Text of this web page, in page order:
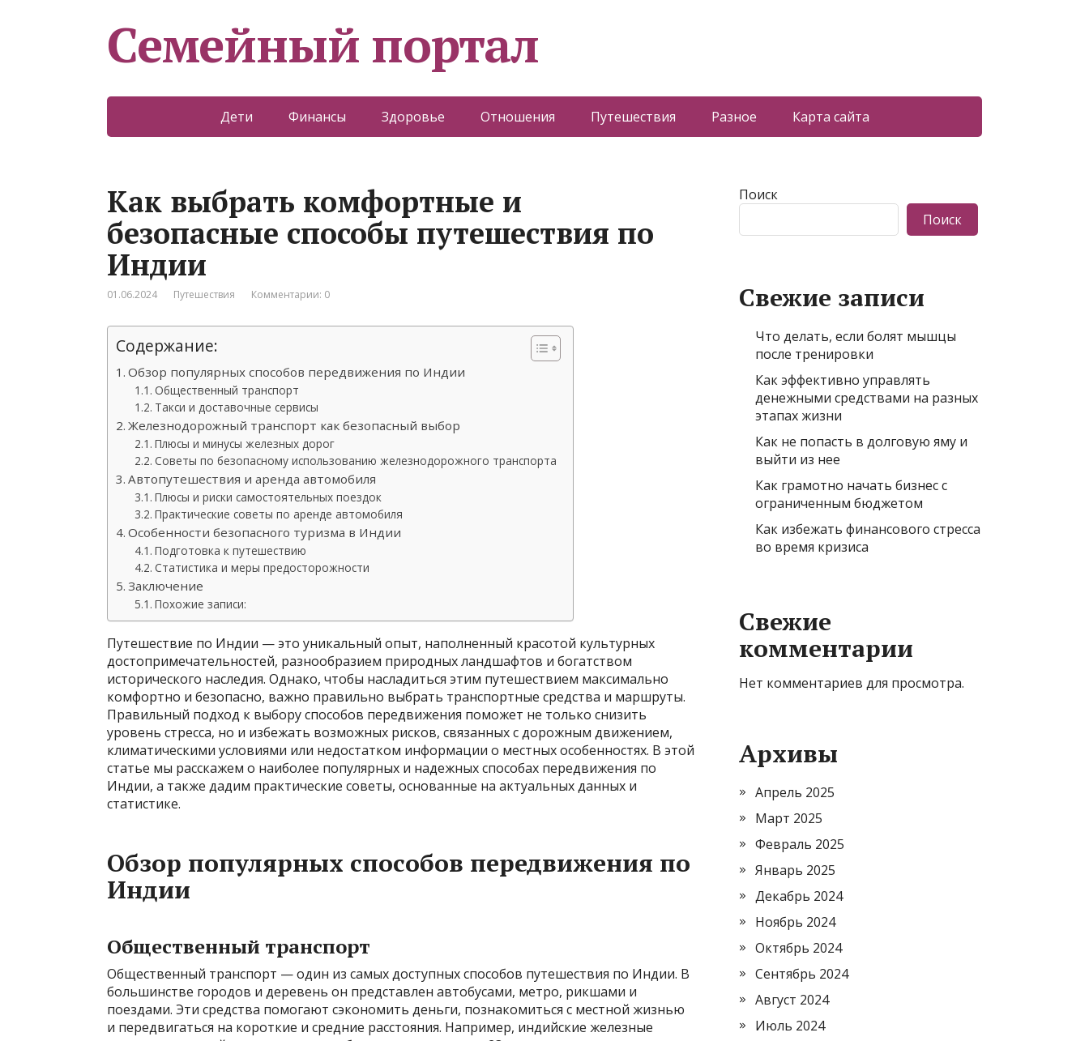
Семейный портал
Дети Финансы Здоровье Отношения Путешествия Разное Карта сайта
Как выбрать комфортные и
безопасные способы путешествия по
Индии
01.06.2024 Путешествия Комментарии: 0
Содержание:
Обзор популярных способов передвижения по Индии
Общественный транспорт
Такси и доставочные сервисы
Железнодорожный транспорт как безопасный выбор
Плюсы и минусы железных дорог
Советы по безопасному использованию железнодорожного транспорта
Автопутешествия и аренда автомобиля
Плюсы и риски самостоятельных поездок
Практические советы по аренде автомобиля
Особенности безопасного туризма в Индии
Подготовка к путешествию
Статистика и меры предосторожности
Заключение
Похожие записи:
Путешествие по Индии — это уникальный опыт, наполненный красотой культурных
достопримечательностей, разнообразием природных ландшафтов и богатством
исторического наследия. Однако, чтобы насладиться этим путешествием максимально
комфортно и безопасно, важно правильно выбрать транспортные средства и маршруты.
Правильный подход к выбору способов передвижения поможет не только снизить
уровень стресса, но и избежать возможных рисков, связанных с дорожным движением,
климатическими условиями или недостатком информации о местных особенностях. В этой
статье мы расскажем о наиболее популярных и надежных способах передвижения по
Индии, а также дадим практические советы, основанные на актуальных данных и
статистике.
Обзор популярных способов передвижения по
Индии
Общественный транспорт
Общественный транспорт — один из самых доступных способов путешествия по Индии. В
большинстве городов и деревень он представлен автобусами, метро, рикшами и
поездами. Эти средства помогают сэкономить деньги, познакомиться с местной жизнью
и передвигаться на короткие и средние расстояния. Например, индийские железные
Поиск
Поиск
Свежие записи
Что делать, если болят мышцы
после тренировки
Как эффективно управлять
денежными средствами на разных
этапах жизни
Как не попасть в долговую яму и
выйти из нее
Как грамотно начать бизнес с
ограниченным бюджетом
Как избежать финансового стресса
во время кризиса
Свежие
комментарии
Нет комментариев для просмотра.
Архивы
Апрель 2025
Март 2025
Февраль 2025
Январь 2025
Декабрь 2024
Ноябрь 2024
Октябрь 2024
Сентябрь 2024
Август 2024
Июль 2024